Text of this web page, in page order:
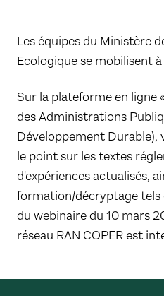
Les équipes du Ministère
Ecologique se mobilisent
Sur la plateforme en ligne «
des Administrations
Développement
le point sur les textes
d'expériences actualisés,
formation/décryptage tels
du webinaire du 10 mars
réseau RAN COPER est